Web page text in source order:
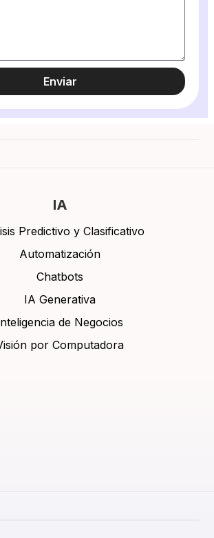
Enviar
IA
Predictivo y Clasificativo
Automatización
Chatbots
IA Generativa
de Negocios
por Computadora